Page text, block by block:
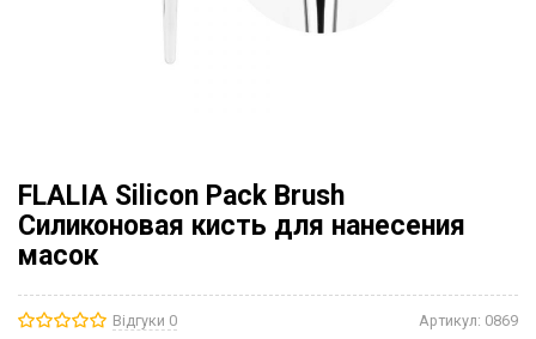
FLALIA Silicon Pack Brush
Силиконовая кисть для нанесения
масок
Відгуки 0 Артикул: 0869